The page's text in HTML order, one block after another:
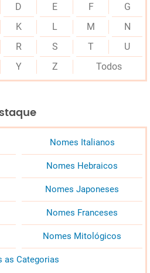
D E F
G
K L M
N
R S T
U
Y Z Todos
Nomes Italianos
Nomes Hebraicos
Nomes Japoneses
Nomes Franceses
Nomes Mitológicos
as Categorias